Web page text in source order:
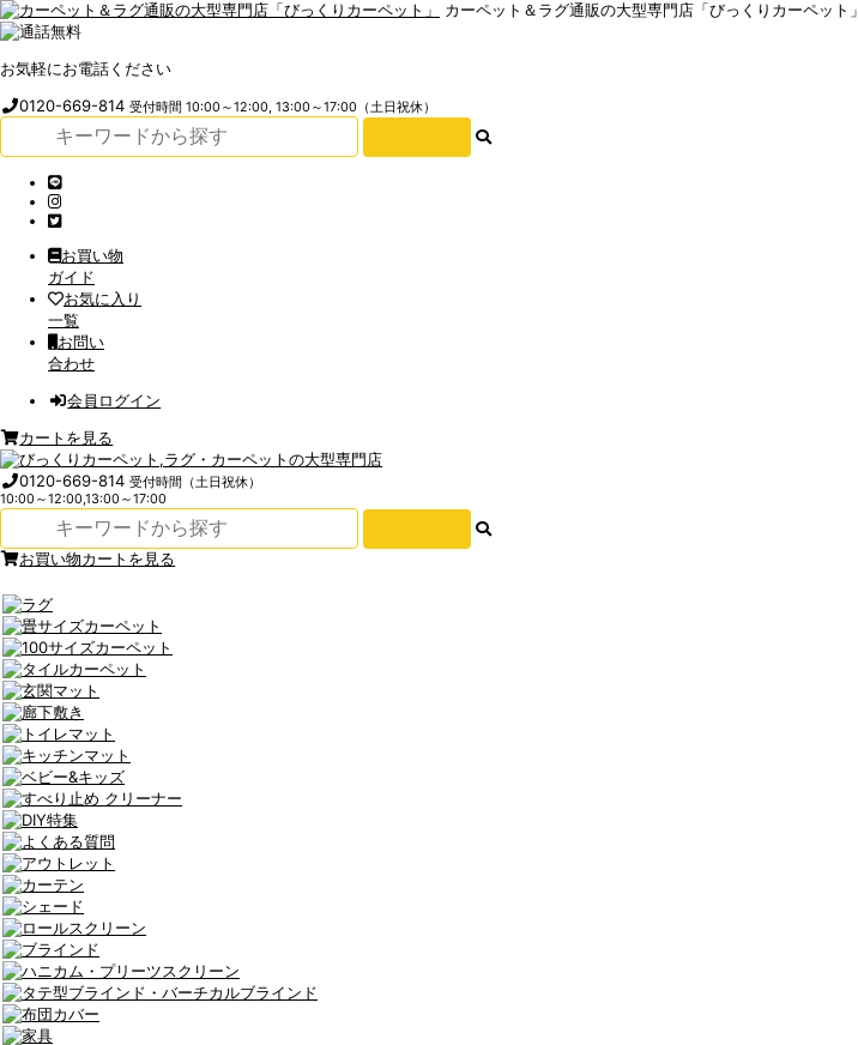
カーペット＆ラグ通販の大型専門店「びっくりカーペット」
お気軽にお電話ください
0120-669-814受付時間 10:00～12:00, 13:00～17:00（土日祝休）
お買い物
ガイド
お気に入り
一覧
お問い
合わせ
会員ログイン
カートを見る
0120-669-814受付時間（土日祝休）
10:00～12:00,13:00～17:00
お買い物カートを見る